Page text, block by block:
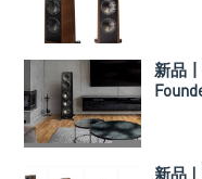
新品
新品 |